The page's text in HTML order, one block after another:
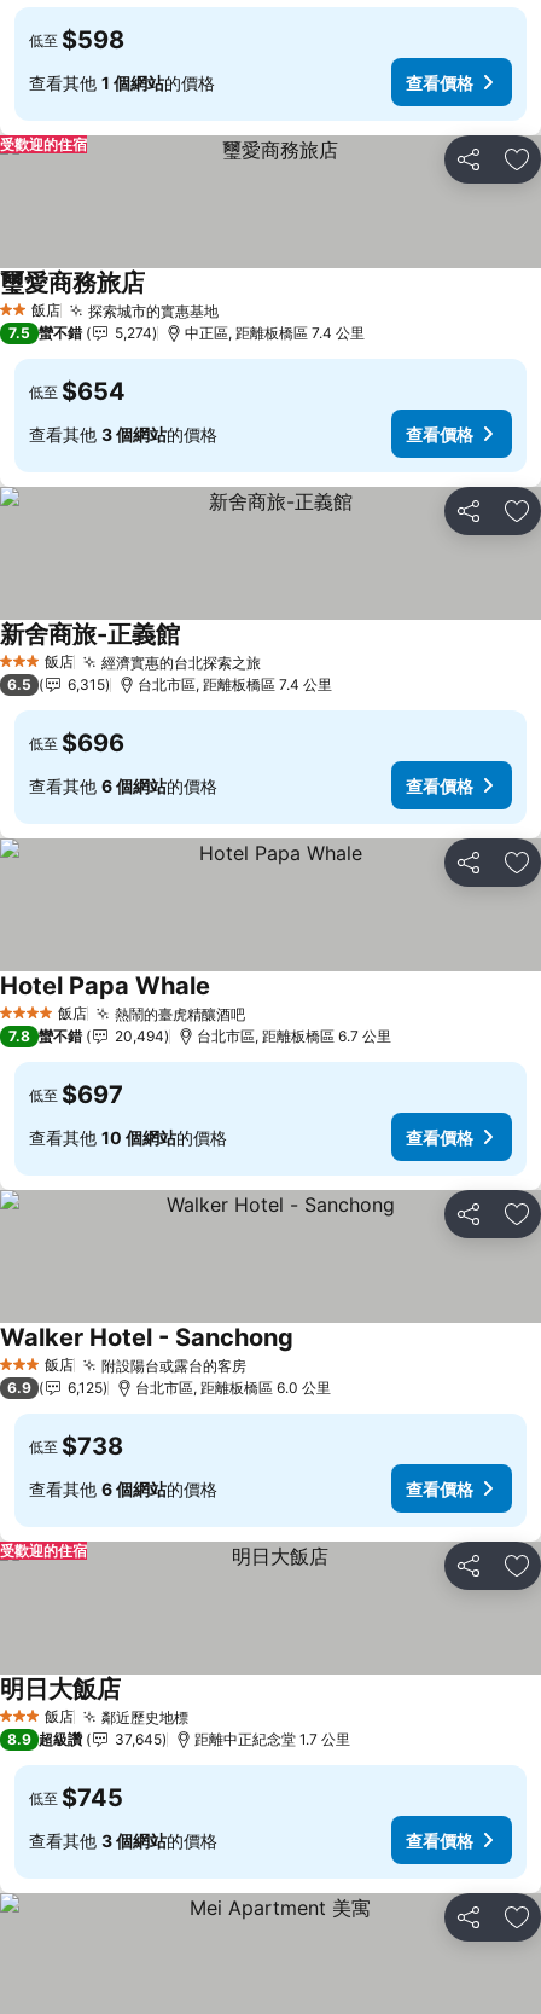
低至 $598
查看其他 1 個網站的價格 查看價格
分享 加
受歡迎的住宿
2 星級飯店 探索城市的實惠基地
璽愛商務旅店
7.5 蠻不錯 5,274 中正區, 距離板橋區 7.4 公里
低至 $654
查看其他 3 個網站的價格 查看價格
分享 加
3 星級 飯店 經濟實惠的台北探索之旅
新舍商旅-正義館
6.5 6,315 台北市區, 距離板橋區 7.4 公里
低至 $696
查看其他 6 個網站的價格 查看價格
分享 加
4 星級 飯店 熱鬧的臺虎精釀酒吧
Hotel Papa Whale
7.8 蠻不錯 20,494 台北市區, 距離板橋區 6.7 公里
低至 $697
查看其他 10 個網站的價格 查看價格
分享 加
3 星級 飯店 附設陽台或露台的客房
Walker Hotel - Sanchong
6.9 6,125 台北市區, 距離板橋區 6.0 公里
低至 $738
查看其他 6 個網站的價格 查看價格
分享 加
受歡迎的住宿
3 星級 飯店 鄰近歷史地標
明日大飯店
8.9 超級讚 37,645 距離中正紀念堂 1.7 公里
低至 $745
查看其他 3 個網站的價格 查看價格
分享 加